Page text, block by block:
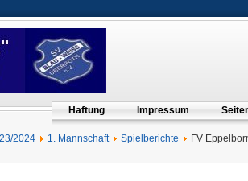
Haftung Impressum
2024 1. Mannschaft Spielberichte
FV